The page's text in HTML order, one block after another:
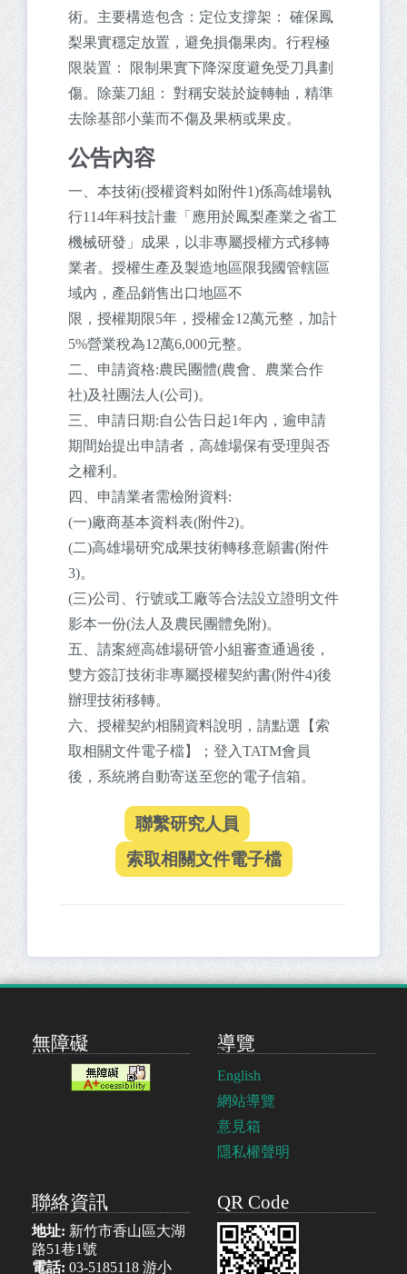
術。主要構造包含：定位支撐架： 確保鳳
梨果實穩定放置，避免損傷果肉。行程極
限裝置： 限制果實下降深度避免受刀具劃
傷。除葉刀組： 對稱安裝於旋轉軸，精準
去除基部小葉而不傷及果柄或果皮。
公告內容
一、本技術(授權資料如附件1)係高雄場執
行114年科技計畫「應用於鳳梨產業之省工
機械研發」成果，以非專屬授權方式移轉
業者。授權生產及製造地區限我國管轄區
域內，產品銷售出口地區不
限，授權期限5年，授權金12萬元整，加計
5%營業稅為12萬6,000元整。
二、申請資格:農民團體(農會、農業合作
社)及社團法人(公司)。
三、申請日期:自公告日起1年內，逾申請
期間始提出申請者，高雄場保有受理與否
之權利。
四、申請業者需檢附資料:
(一)廠商基本資料表(附件2)。
(二)高雄場研究成果技術轉移意願書(附件
3)。
(三)公司、行號或工廠等合法設立證明文件
影本一份(法人及農民團體免附)。
五、請案經高雄場研管小組審查通過後，
雙方簽訂技術非專屬授權契約書(附件4)後
辦理技術移轉。
六、授權契約相關資料說明，請點選【索
取相關文件電子檔】；登入TATM會員
後，系統將自動寄送至您的電子信箱。
無障礙 導覽
English
網站導覽
意見箱
隱私權聲明
聯絡資訊
地址: 新竹市香山區大湖
路51巷1號
電話: 03-5185118 游小
QR Code